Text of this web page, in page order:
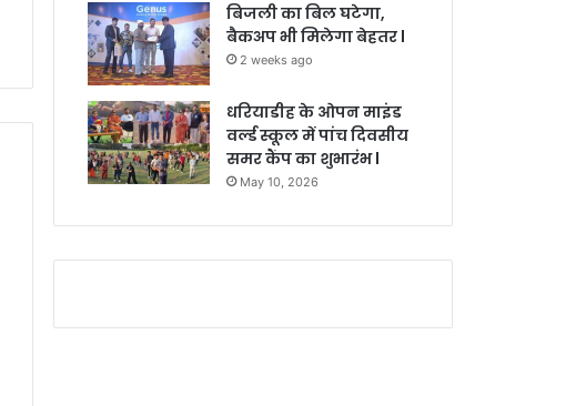
बिजली का बिल घटेगा,
बैकअप भी मिलेगा बेहतर l
2 weeks ago
धरियाडीह के ओपन माइंड
वर्ल्ड स्कूल में पांच दिवसीय
समर कैंप का शुभारंभ l
May 10, 2026